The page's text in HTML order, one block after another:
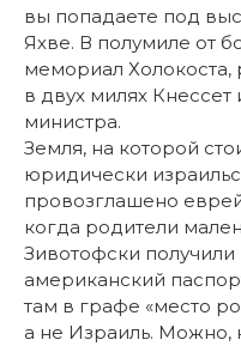
вы попадаете под
Яхве. В полумиле от
мемориал
в двух милях
министра.
Земля, на которой
юридически
провозглашено
когда родители
Зивотофски
американский
там в графе «место
а не Израиль. Можно,